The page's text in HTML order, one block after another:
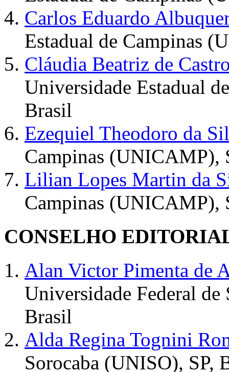
Carlos Eduardo
Estadual de Campinas
Cláudia Beatriz de
Universidade Estadual
Brasil
Ezequiel Theodoro da
Campinas (UNICAMP),
Lilian Lopes Martin da
Campinas (UNICAMP),
CONSELHO
Alan Victor Pimenta de
Universidade Federal
Brasil
Alda Regina Tognini
Sorocaba (UNISO), SP,